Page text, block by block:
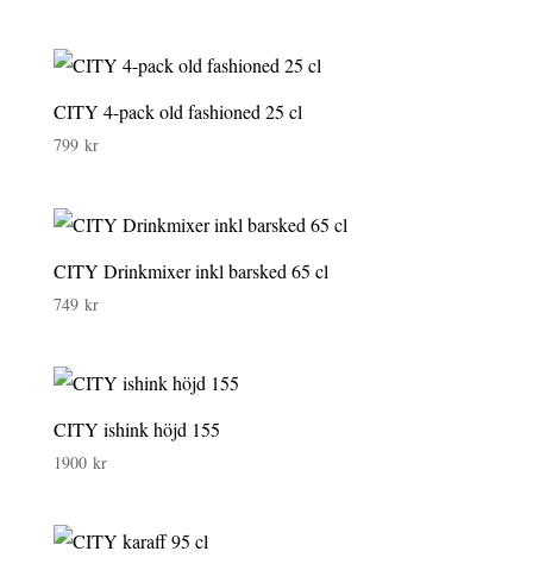
CITY 4-pack old fashioned 25 cl
799 kr
CITY Drinkmixer inkl barsked 65 cl
749 kr
CITY ishink höjd 155
1900 kr